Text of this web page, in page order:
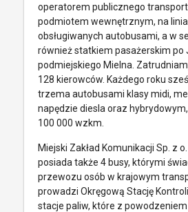
operatorem publicznego
podmiotem wewnętrznym, na
obsługiwanych autobusami, a w
również statkiem pasażerskim po
podmiejskiego Mielna.
128 kierowców. Każdego roku
trzema autobusami klasy midi,
napędzie diesla oraz
100 000 wzkm.
Miejski Zakład Komunikacji Sp. z
posiada także 4 busy, którymi
przewozu osób w krajowym
prowadzi Okręgową Stację
stacje paliw, które z